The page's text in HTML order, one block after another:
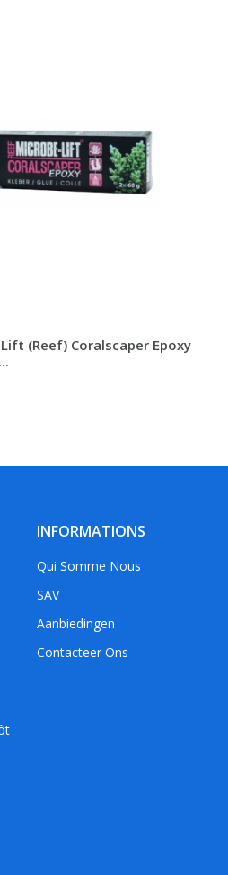
(Reef) Coralscaper Epoxy
INFORMATIONS
Qui Somme Nous
SAV
Aanbiedingen
Contacteer Ons